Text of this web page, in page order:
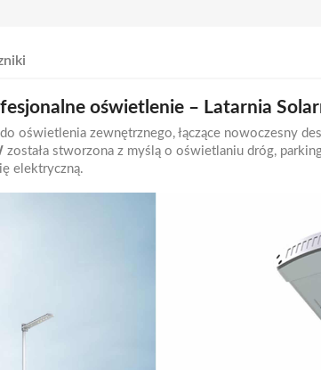
oświetlenie – Latarnia
oświetlenia zewnętrznego, łączące nowoczesny
została stworzona z myślą o oświetlaniu dróg,
elektryczną.